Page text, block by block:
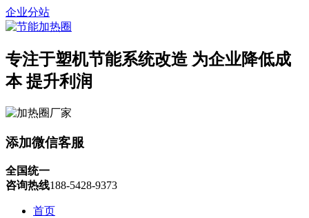
企业分站
专注于塑机节能系统改造 为企业降低成
本 提升利润
添加微信客服
全国统一
咨询热线188-5428-9373
首页